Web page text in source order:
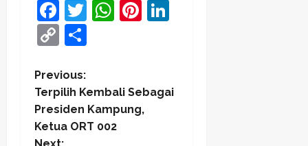
Facebook
Twitter
WhatsApp
Pinterest
Copy
P
o
s
Previous:
Terpilih Kembali Sebagai
Presiden Kampung,
Ketua ORT 002